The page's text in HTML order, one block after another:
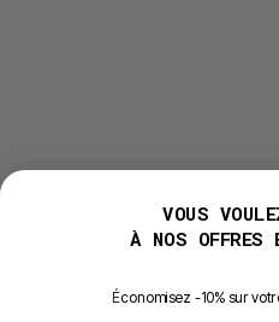
VOUS
À NOS OFFRES
Économisez -10% sur